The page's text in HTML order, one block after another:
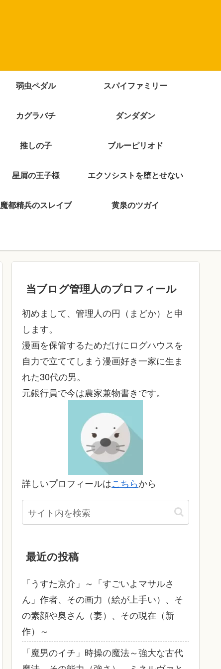
弱虫ペダル スパイファミリー
カグラバチ ダンダダン
推しの子 ブルーピリオド
星屑の王子様 エクソシストを堕とせない
魔都精兵のスレイブ 黄泉のツガイ
当ブログ管理人のプロフィール
初めまして、管理人の円（まどか）と申
します。
漫画を保管するためだけにログハウスを
自力で立ててしまう漫画好き一家に生ま
れた30代の男。
元銀行員で今は農家兼物書きです。
詳しいプロフィールはこちらから
最近の投稿
「うすた京介」～「すごいよマサルさ
ん」作者、その画力（絵が上手い）、そ
の素顔や奥さん（妻）、その現在（新
作）～
「魔男のイチ」時操の魔法～強大な古代